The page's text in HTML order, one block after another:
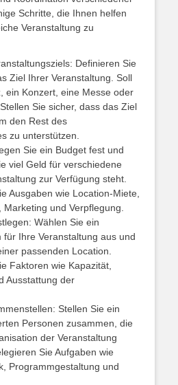
Schritte, die Ihnen helfen
Veranstaltung zu
Definieren Sie
Ziel Ihrer Veranstaltung. Soll
ein Konzert, eine Messe oder
Sie sicher, dass das Ziel
den Rest des
zu unterstützen.
Sie ein Budget fest und
viel Geld für verschiedene
zur Verfügung steht.
Ausgaben wie Location-Miete,
und Verpflegung.
Wählen Sie ein
für Ihre Veranstaltung aus und
passenden Location.
Faktoren wie Kapazität,
Ausstattung der
Stellen Sie ein
Personen zusammen, die
der Veranstaltung
Sie Aufgaben wie
Programmgestaltung und